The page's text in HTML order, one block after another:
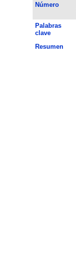
Número
Palabras
clave
Resumen